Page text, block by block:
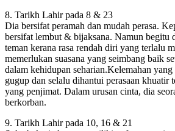
8. Tarikh Lahir pada 8 & 23
Dia bersifat peramah dan mudah perasa.
bersifat lembut & bijaksana. Namun begitu
teman kerana rasa rendah diri yang terlalu
memerlukan suasana yang seimbang baik
dalam kehidupan seharian.Kelemahan
gugup dan selalu dihantui perasaan khuatir
yang penjimat. Dalam urusan cinta, dia
berkorban.
9. Tarikh Lahir pada 10, 16 & 21